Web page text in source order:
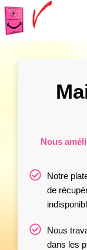
Aller
au
contenu
Nous
Notre
de
Nous
dans les